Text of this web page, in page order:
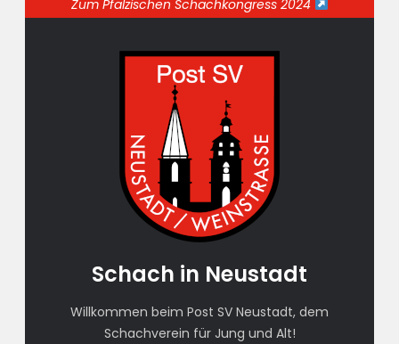
Zum Pfälzischen Schachkongress 2024
Schach in Neustadt
Willkommen beim Post SV Neustadt, dem
Schachverein für Jung und Alt!